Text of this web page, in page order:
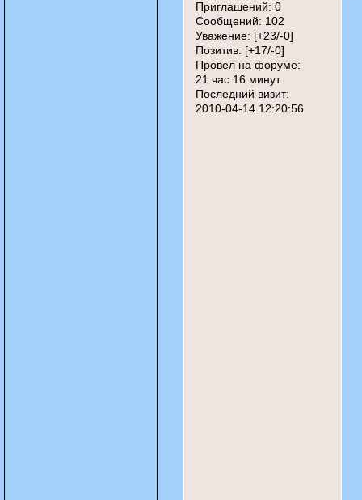
Приглашений: 0
Сообщений: 102
Уважение: [+23/-0]
Позитив: [+17/-0]
Провел на форуме:
21 час 16 минут
Последний визит:
2010-04-14 12:20:56